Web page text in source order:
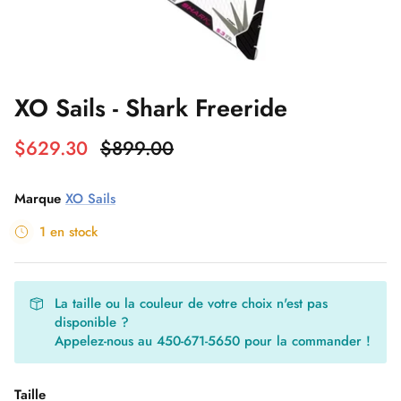
Ailes en Liquidation
Ensembles WING
Slingshot Phantasm -50%
Ensembles Windsurf
Planches de Surf en Liquidation
Mystic Marshall 5/3mm 2023 en
XO Sails - Shark Freeride
$629.30 $899.00
Marque XO Sails
1 en stock
La taille ou la couleur de votre choix n'est pas
disponible ?
Appelez-nous au 450-671-5650 pour la commander !
Taille